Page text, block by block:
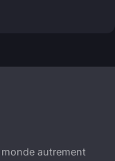
autrement